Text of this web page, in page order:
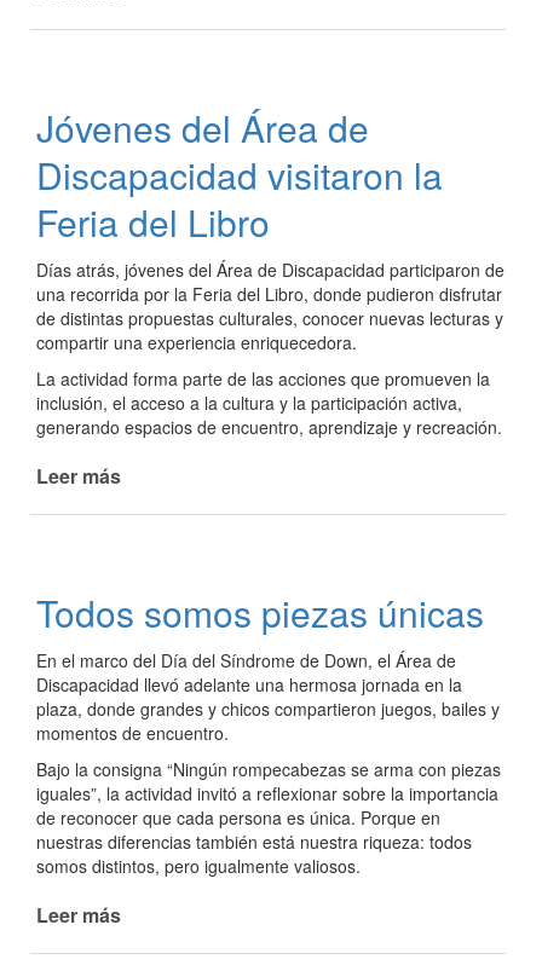
el
Mes
de
los
Jardines
Jóvenes del Área de
Discapacidad visitaron la
Feria del Libro
Días atrás, jóvenes del Área de Discapacidad participaron de
una recorrida por la Feria del Libro, donde pudieron disfrutar
de distintas propuestas culturales, conocer nuevas lecturas y
compartir una experiencia enriquecedora.
La actividad forma parte de las acciones que promueven la
inclusión, el acceso a la cultura y la participación activa,
generando espacios de encuentro, aprendizaje y recreación.
Leer más
Discapacidad
visitaron
la
Feria
del
Libro
Todos somos piezas únicas
En el marco del Día del Síndrome de Down, el Área de
Discapacidad llevó adelante una hermosa jornada en la
plaza, donde grandes y chicos compartieron juegos, bailes y
momentos de encuentro.
Bajo la consigna “Ningún rompecabezas se arma con piezas
iguales”, la actividad invitó a reflexionar sobre la importancia
de reconocer que cada persona es única. Porque en
nuestras diferencias también está nuestra riqueza: todos
somos distintos, pero igualmente valiosos.
Leer más